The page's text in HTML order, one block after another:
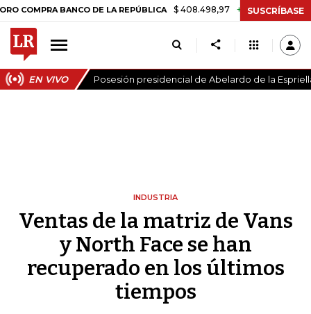
BANCO DE LA REPÚBLICA $ 408.498,97 +$ 8.753,81 +2,19%
SUSCRÍBASE
EN VIVO Posesión presidencial de Abelardo de la
INDUSTRIA
Ventas de la matriz de Vans
y North Face se han
recuperado en los últimos
tiempos